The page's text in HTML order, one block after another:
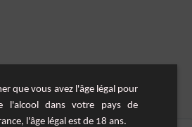
que vous avez l'âge légal pour
l'alcool dans votre pays de
l'âge légal est de 18 ans.